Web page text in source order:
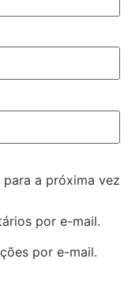
a próxima vez
por e-mail.
por e-mail.